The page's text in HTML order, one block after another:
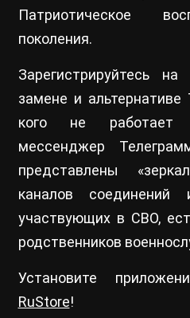
Патриотическое
поколения.
Зарегистрируйтесь
замене и
кого не работает
мессенджер
представлены
каналов соединений
участвующих в СВО,
родственников
Установите
RuStore!